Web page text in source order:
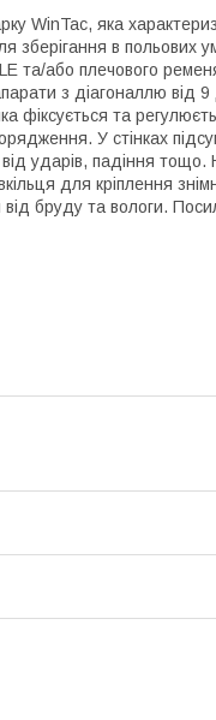
WinTac, яка
зберігання в польових
та/або плечового
з діагоналлю від
фіксується та
У стінках
ударів, падіння тощо.
для кріплення
бруду та вологи.